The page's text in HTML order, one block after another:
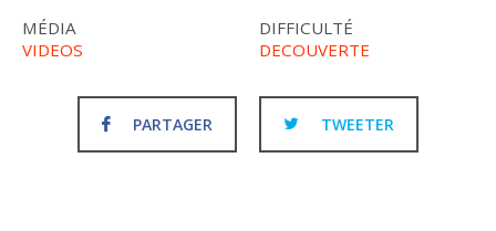
MÉDIA
VIDEOS
DIFFICULTÉ
DECOUVERTE
PARTAGER TWEETER